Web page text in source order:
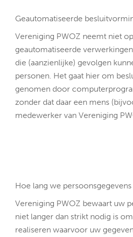
Geautomatiseerde
Vereniging PWOZ neemt niet
geautomatiseerde
die (aanzienlijke) gevolgen
personen. Het gaat hier om
genomen door
zonder dat daar een mens
medewerker van Vereniging
Hoe lang we
Vereniging PWOZ bewaart uw
niet langer dan strikt nodig is
realiseren waarvoor uw